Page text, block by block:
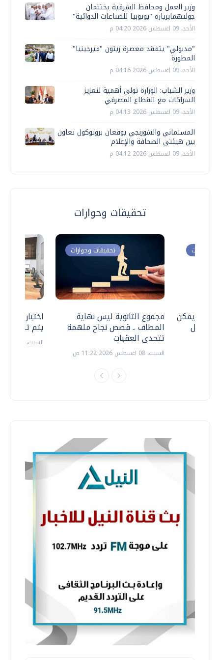
وزير العمل ومحافظ الشرقية يختتمان
جولتهمابزيارة "يوتوبيا للصناعات الدوائية"
الأحد، 09 اغسطس 2026 04:20 م
"مدبولي" يتفقد معصرة زيتون "فيرجينيا"
المطورة
الأحد، 09 اغسطس 2026 04:16 م
وزير الشباب: الوزارة تولي أهمية لتعزيز
الشراكات مع القطاع المصرفي
الأحد، 09 اغسطس 2026 04:13 م
المسلماني والشوربجي يوقعان بروتوكول تعاون
بين هيئتي الصحافة والإعلام
الأحد، 09 اغسطس 2026 04:12 م
تحقيقات وحوارات
اختبارات
يتم
السبت، 18 يوليو 2026 09:22 ص
تحقيقات وحوارات
مجموع الثانوية ليس نهاية
المطاف .. قصص نجاح ملهمة
تتحدى العقبات
السبت، 08 اغسطس 2026 11:22 ص
وحوارات
.. هل يمكن
نتعامل